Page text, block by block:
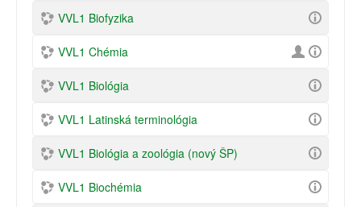
VVL1 Biofyzika
VVL1 Chémia
VVL1 Biológia
VVL1 Latinská terminológia
VVL1 Biológia a zoológia (nový ŠP)
VVL1 Biochémia